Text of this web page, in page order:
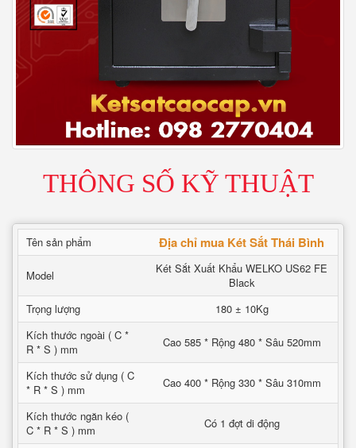
THÔNG SỐ KỸ THUẬT
Tên sản phẩm Địa chỉ mua Két Sắt Thái Bình
Model
Két Sắt Xuất Khẩu WELKO US62 FE
Black
Trọng lượng
180 ± 10Kg
Kích thước ngoài ( C *
R * S ) mm
Cao 585 * Rộng 480 * Sâu 520mm
Kích thước sử dụng ( C
* R * S ) mm
Cao 400 * Rộng 330 * Sâu 310mm
Kích thước ngăn kéo (
C * R * S ) mm
Có 1 đợt di động